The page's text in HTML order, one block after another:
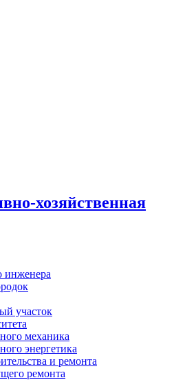
хозяйственная
инженера
участок
механика
энергетика
и ремонта
ремонта